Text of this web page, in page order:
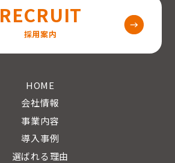
RECRUIT
採用案内
HOME
会社情報
事業内容
導入事例
選ばれる理由